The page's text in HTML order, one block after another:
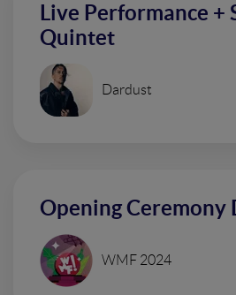
Live Performance +
Quintet
Dardust
Opening Ceremony
WMF 2024